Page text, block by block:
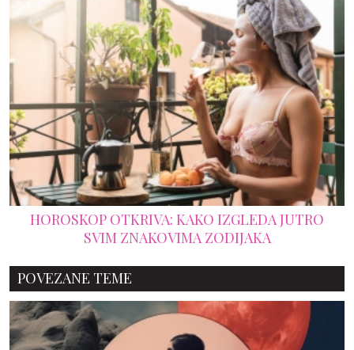
HOROSKOP OTKRIVA: KAKO IZGLEDA JUTRO
SVIM ZNAKOVIMA ZODIJAKA
POVEZANE TEME